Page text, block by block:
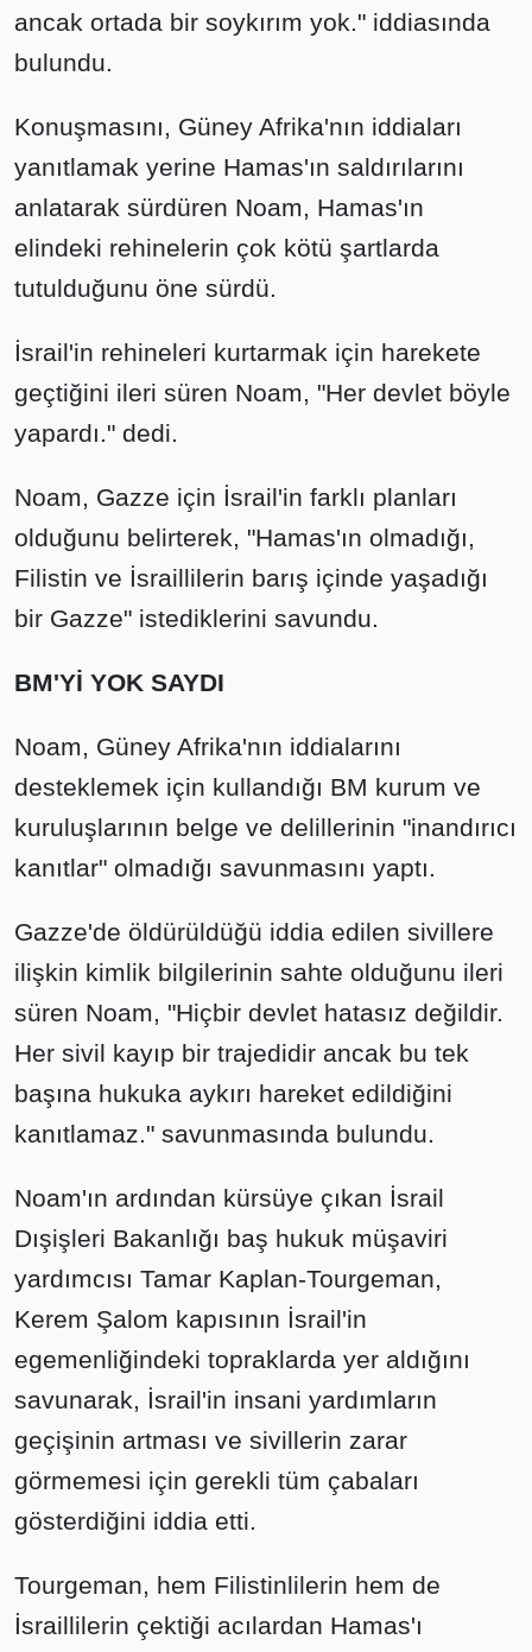
ancak ortada bir soykırım yok." iddiasında
bulundu.
Konuşmasını, Güney Afrika'nın iddiaları
yanıtlamak yerine Hamas'ın saldırılarını
anlatarak sürdüren Noam, Hamas'ın
elindeki rehinelerin çok kötü şartlarda
tutulduğunu öne sürdü.
İsrail'in rehineleri kurtarmak için harekete
geçtiğini ileri süren Noam, "Her devlet böyle
yapardı." dedi.
Noam, Gazze için İsrail'in farklı planları
olduğunu belirterek, "Hamas'ın olmadığı,
Filistin ve İsraillilerin barış içinde yaşadığı
bir Gazze" istediklerini savundu.
BM'Yİ YOK SAYDI
Noam, Güney Afrika'nın iddialarını
desteklemek için kullandığı BM kurum ve
kuruluşlarının belge ve delillerinin "inandırıcı
kanıtlar" olmadığı savunmasını yaptı.
Gazze'de öldürüldüğü iddia edilen sivillere
ilişkin kimlik bilgilerinin sahte olduğunu ileri
süren Noam, "Hiçbir devlet hatasız değildir.
Her sivil kayıp bir trajedidir ancak bu tek
başına hukuka aykırı hareket edildiğini
kanıtlamaz." savunmasında bulundu.
Noam'ın ardından kürsüye çıkan İsrail
Dışişleri Bakanlığı baş hukuk müşaviri
yardımcısı Tamar Kaplan-Tourgeman,
Kerem Şalom kapısının İsrail'in
egemenliğindeki topraklarda yer aldığını
savunarak, İsrail'in insani yardımların
geçişinin artması ve sivillerin zarar
görmemesi için gerekli tüm çabaları
gösterdiğini iddia etti.
Tourgeman, hem Filistinlilerin hem de
İsraillilerin çektiği acılardan Hamas'ı